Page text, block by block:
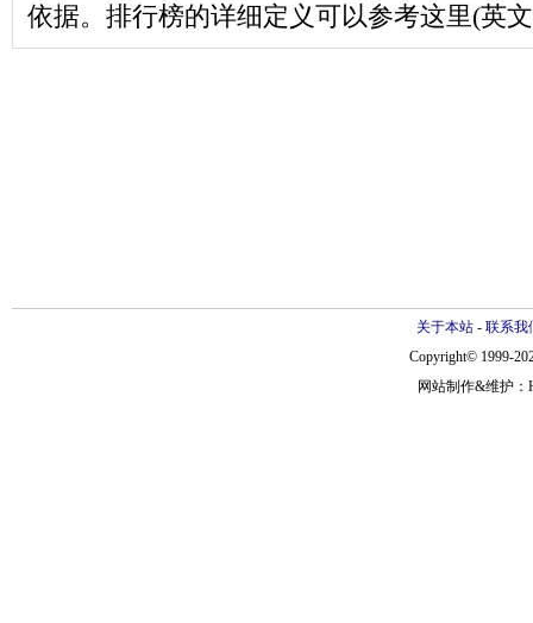
依据。排行榜的详细定义可以参考这里(英
关于本站 - 联系我
Copyright© 1999-
网站制作&维护